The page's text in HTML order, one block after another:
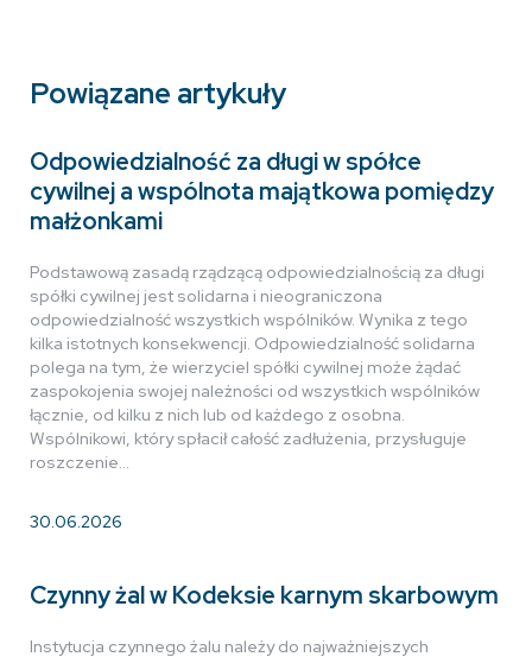
Powiązane artykuły
Odpowiedzialność za długi w spółce
cywilnej a wspólnota majątkowa pomiędzy
małżonkami
Podstawową zasadą rządzącą odpowiedzialnością za długi
spółki cywilnej jest solidarna i nieograniczona
odpowiedzialność wszystkich wspólników. Wynika z tego
kilka istotnych konsekwencji. Odpowiedzialność solidarna
polega na tym, że wierzyciel spółki cywilnej może żądać
zaspokojenia swojej należności od wszystkich wspólników
łącznie, od kilku z nich lub od każdego z osobna.
Wspólnikowi, który spłacił całość zadłużenia, przysługuje
roszczenie…
30.06.2026
Czynny żal w Kodeksie karnym skarbowym
Instytucja czynnego żalu należy do najważniejszych